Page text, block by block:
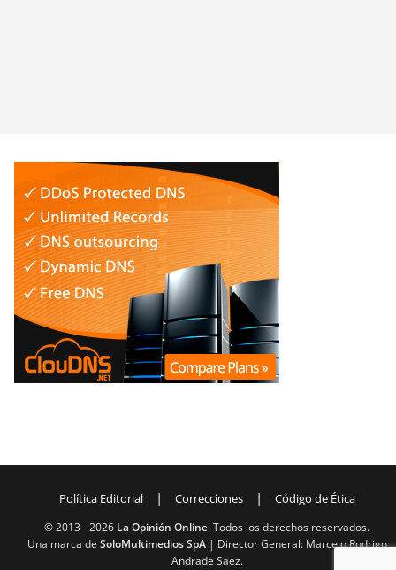
Política Editorial | Correcciones | Código de Ética
© 2013 -2026 La Opinión Online. Todos los derechos reservados.
Una marca de SoloMultimedios SpA| Director General: Marcelo Rodrigo
Andrade Saez.